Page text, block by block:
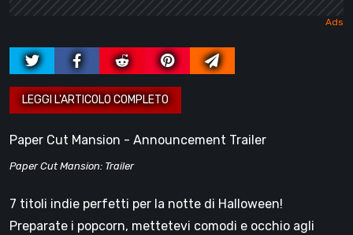
Paper Cut Mansion - Announcement Trailer
Paper Cut Mansion: Trailer
7 titoli indie perfetti per la notte di Halloween!
Preparate i popcorn, mettetevi comodi e occhio agli